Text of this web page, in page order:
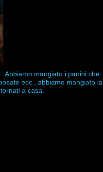
Abbiamo mangiato i panini che
ecc., abbiamo mangiato la
a casa.